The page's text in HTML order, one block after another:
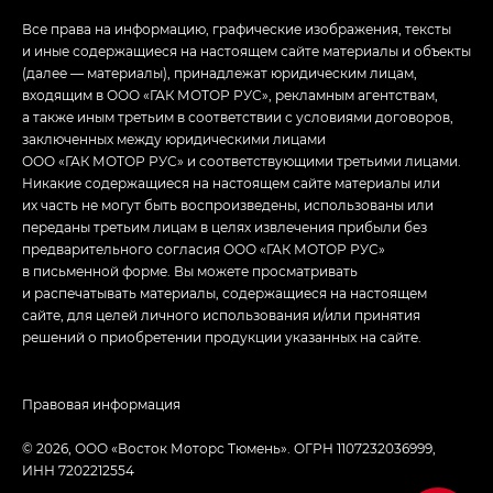
Все права на информацию, графические изображения, тексты
и иные содержащиеся на настоящем сайте материалы и объекты
(далее — материалы), принадлежат юридическим лицам,
входящим в ООО «ГАК МОТОР РУС», рекламным агентствам,
а также иным третьим в соответствии с условиями договоров,
заключенных между юридическими лицами
ООО «ГАК МОТОР РУС» и соответствующими третьими лицами.
Никакие содержащиеся на настоящем сайте материалы или
их часть не могут быть воспроизведены, использованы или
переданы третьим лицам в целях извлечения прибыли без
предварительного согласия ООО «ГАК МОТОР РУС»
в письменной форме. Вы можете просматривать
и распечатывать материалы, содержащиеся на настоящем
сайте, для целей личного использования и/или принятия
решений о приобретении продукции указанных на сайте.
© 2026, ООО «Восток Моторс Тюмень». ОГРН 1107232036999,
ИНН 7202212554
Правовая информация